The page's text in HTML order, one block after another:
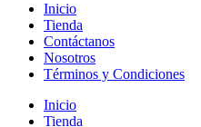
Inicio
Tienda
Contáctanos
Nosotros
Términos y Condiciones
Inicio
Tienda